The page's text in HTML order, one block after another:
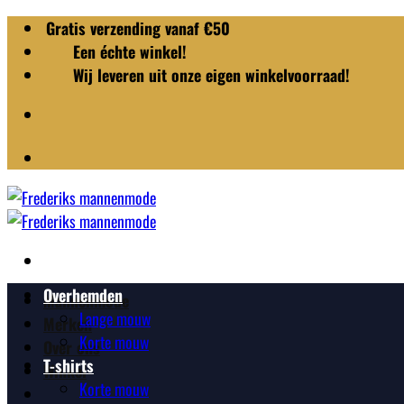
naar
inhoud
Gratis verzending vanaf €50
Een échte winkel!
Wij leveren uit onze eigen winkelvoorraad!
Mannenmode
Merken
Over ons
Winkel
Overhemden
Lange mouw
Korte mouw
T-shirts
Korte mouw